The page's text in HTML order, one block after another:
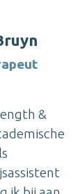
&